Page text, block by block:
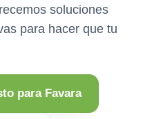
soluciones
para hacer que tu
para Favara